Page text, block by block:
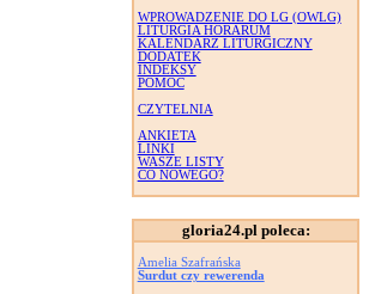
WPROWADZENIE DO LG (OWLG)
LITURGIA HORARUM
KALENDARZ LITURGICZNY
DODATEK
INDEKSY
POMOC
CZYTELNIA
ANKIETA
LINKI
WASZE LISTY
CO NOWEGO?
gloria24.pl poleca:
Amelia Szafrańska
Surdut czy rewerenda